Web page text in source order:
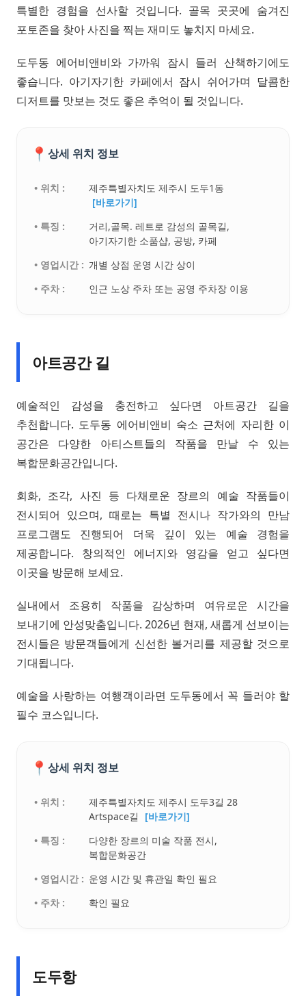
특별한 경험을 선사할 것입니다. 골목 곳곳에 숨겨진
포토존을 찾아 사진을 찍는 재미도 놓치지 마세요.
도두동 에어비앤비와 가까워 잠시 들러 산책하기에도
좋습니다. 아기자기한 카페에서 잠시 쉬어가며 달콤한
디저트를 맛보는 것도 좋은 추억이 될 것입니다.
📍 상세 위치 정보
• 위치 :
제주특별자치도 제주시 도두1동
[바로가기]
• 특징 :
거리,골목. 레트로 감성의 골목길,
아기자기한 소품샵, 공방, 카페
• 영업시간 : 개별 상점 운영 시간 상이
• 주차 :
인근 노상 주차 또는 공영 주차장 이용
아트공간 길
예술적인 감성을 충전하고 싶다면 아트공간 길을
추천합니다. 도두동 에어비앤비 숙소 근처에 자리한 이
공간은 다양한 아티스트들의 작품을 만날 수 있는
복합문화공간입니다.
회화, 조각, 사진 등 다채로운 장르의 예술 작품들이
전시되어 있으며, 때로는 특별 전시나 작가와의 만남
프로그램도 진행되어 더욱 깊이 있는 예술 경험을
제공합니다. 창의적인 에너지와 영감을 얻고 싶다면
이곳을 방문해 보세요.
실내에서 조용히 작품을 감상하며 여유로운 시간을
보내기에 안성맞춤입니다. 2026년 현재, 새롭게 선보이는
전시들은 방문객들에게 신선한 볼거리를 제공할 것으로
기대됩니다.
예술을 사랑하는 여행객이라면 도두동에서 꼭 들러야 할
필수 코스입니다.
📍 상세 위치 정보
• 위치 :
제주특별자치도 제주시 도두3길 28
Artspace길
[바로가기]
• 특징 :
다양한 장르의 미술 작품 전시,
복합문화공간
• 영업시간 : 운영 시간 및 휴관일 확인 필요
• 주차 :
확인 필요
도두항